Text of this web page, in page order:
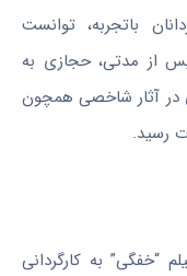
باتجربه، توانست
از مدتی، حجازی به
در آثار شاخصی همچون
رسید.
“خفگی” به کارگردانی